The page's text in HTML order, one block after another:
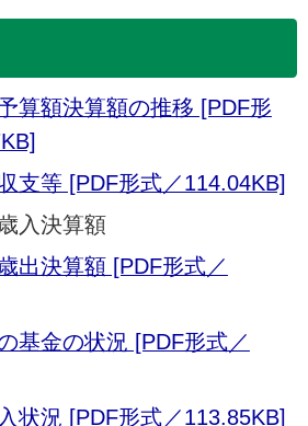
算額決算額の推移 [PDF形
支等 [PDF形式／114.04KB]
入決算額
出決算額 [PDF形式／
基金の状況 [PDF形式／
状況 [PDF形式／113.85KB]